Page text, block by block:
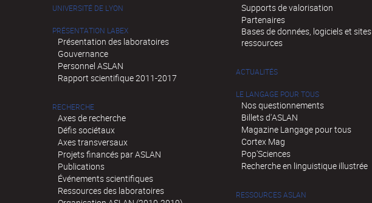
UNIVERSITÉ DE LYON
PRÉSENTATION LABEX
Présentation des laboratoires
Gouvernance
Personnel ASLAN
Rapport scientifique 2011-2017
RECHERCHE
Axes de recherche
Défis sociétaux
Axes transversaux
Projets financés par ASLAN
Publications
Événements scientifiques
Ressources des laboratoires
Supports de valorisation
Partenaires
Bases de données, logiciels et sites
ressources
ACTUALITÉS
LE LANGAGE POUR TOUS
Nos questionnements
Billets d'ASLAN
Magazine Langage pour tous
Cortex Mag
Pop'Sciences
Recherche en linguistique illustrée
RESSOURCES ASLAN